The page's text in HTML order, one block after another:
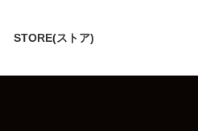
STORE(ストア)